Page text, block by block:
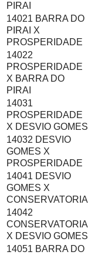
PIRAI
14021 BARRA DO
PIRAI X
PROSPERIDADE
14022
PROSPERIDADE
X BARRA DO
PIRAI
14031
PROSPERIDADE
X DESVIO GOMES
14032 DESVIO
GOMES X
PROSPERIDADE
14041 DESVIO
GOMES X
CONSERVATORIA
14042
CONSERVATORIA
X DESVIO GOMES
14051 BARRA DO